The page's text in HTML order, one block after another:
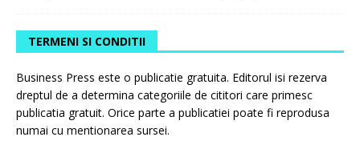
TERMENI SI CONDITII
Business Press este o publicatie gratuita. Editorul isi rezerva
dreptul de a determina categoriile de cititori care primesc
publicatia gratuit. Orice parte a publicatiei poate fi reprodusa
numai cu mentionarea sursei.